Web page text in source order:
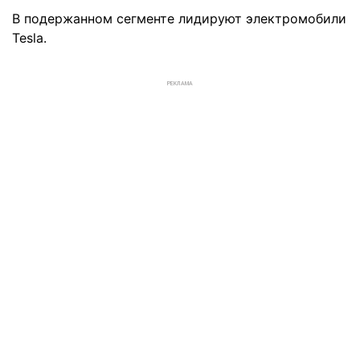
В подержанном сегменте лидируют электромобили
Tesla.
РЕКЛАМА